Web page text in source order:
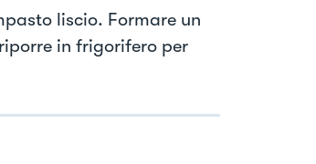
liscio. Formare un
in frigorifero per